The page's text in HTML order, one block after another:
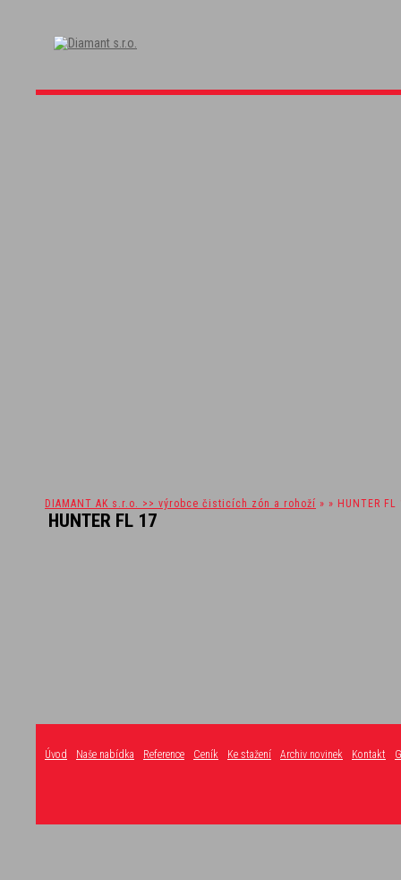
DIAMANT AK s.r.o. >> výrobce čisticích zón a rohoží » » HUNTER FL
HUNTER FL 17
Úvod Naše nabídka Reference Ceník Ke stažení Archiv novinek Kontakt